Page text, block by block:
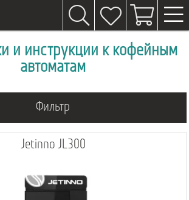
и инструкции к кофейным
автоматам
Фильтр
Jetinno JL300